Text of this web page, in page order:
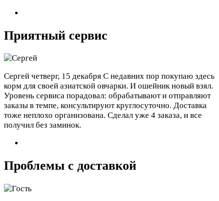
Приятный сервис
Сергей четверг, 15 декабря С недавних пор покупаю здесь
корм для своей азиатской овчарки. И ошейник новый взял.
Уровень сервиса порадовал: обрабатывают и отправляют
заказы в темпе, консультируют круглосуточно. Доставка
тоже неплохо организована. Сделал уже 4 заказа, и все
получил без заминок.
Проблемы с доставкой